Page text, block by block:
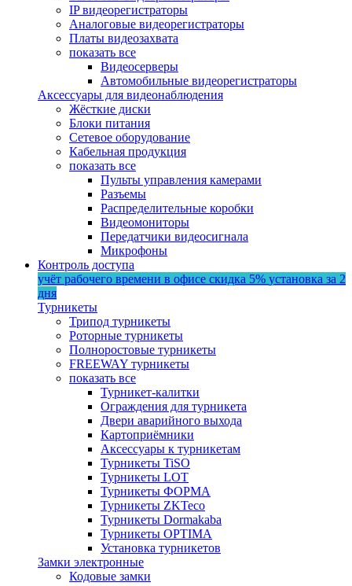
IP видеорегистраторы
Аналоговые видеорегистраторы
Платы видеозахвата
показать все
Видеосерверы
Автомобильные видеорегистраторы
Аксессуары для видеонаблюдения
Жёсткие диски
Блоки питания
Сетевое оборудование
Кабельная продукция
показать все
Пульты управления камерами
Разъемы
Распределительные коробки
Видеомониторы
Передатчики видеосигнала
Микрофоны
Контроль доступа
учёт рабочего времени в офисе скидка 5% установка за 2
дня
Турникеты
Трипод турникеты
Роторные турникеты
Полноростовые турникеты
FREEWAY турникеты
показать все
Турникет-калитки
Ограждения для турникета
Двери аварийного выхода
Картоприёмники
Аксессуары к турникетам
Турникеты TiSO
Турникеты LOT
Турникеты ФОРМА
Турникеты ZKTeco
Турникеты Dormakaba
Турникеты OPTIMA
Установка турникетов
Замки электронные
Кодовые замки